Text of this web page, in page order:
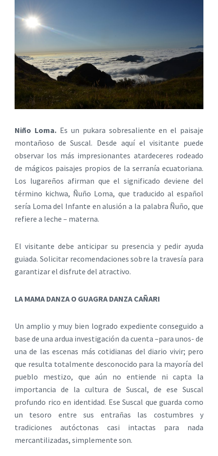
Niño Loma. Es un pukara sobresaliente en el paisaje
montañoso de Suscal. Desde aquí el visitante puede
observar los más impresionantes atardeceres rodeado
de mágicos paisajes propios de la serranía ecuatoriana.
Los lugareños afirman que el significado deviene del
término kichwa, Ñuño Loma, que traducido al español
sería Loma del Infante en alusión a la palabra Ñuño, que
refiere a leche – materna.
El visitante debe anticipar su presencia y pedir ayuda
guiada. Solicitar recomendaciones sobre la travesía para
garantizar el disfrute del atractivo.
LA MAMA DANZA O GUAGRA DANZA CAÑARI
Un amplio y muy bien logrado expediente conseguido a
base de una ardua investigación da cuenta –para unos- de
una de las escenas más cotidianas del diario vivir; pero
que resulta totalmente desconocido para la mayoría del
pueblo mestizo, que aún no entiende ni capta la
importancia de la cultura de Suscal, de ese Suscal
profundo rico en identidad. Ese Suscal que guarda como
un tesoro entre sus entrañas las costumbres y
tradiciones autóctonas casi intactas para nada
mercantilizadas, simplemente son.